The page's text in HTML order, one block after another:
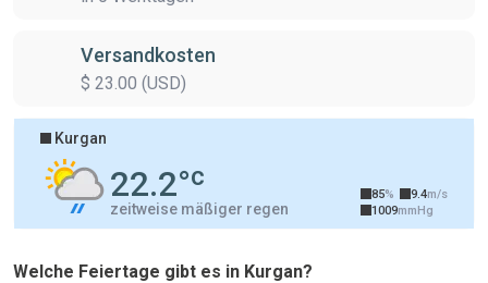
Versandkosten
$ 23.00 (USD)
Kurgan
22.2°c
zeitweise mäßiger regen
85% 9.4m/s
1009mmHg
Welche Feiertage gibt es in Kurgan?